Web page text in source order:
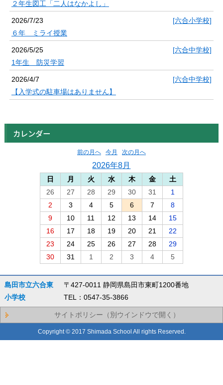
２年生図工「二人はなかよし」
2026/7/23
[六合小学校]
６年 ミライ授業
2026/5/25
[六合中学校]
1年生 防災学習
2026/4/7
[六合中学校]
【入学式の駐車場はありません】
カレンダー
前の月へ 今月 次の月へ
2026年8月
日 月 火 水 木 金
土
26
27 28 29 30 31
1
2
3 4 5 6 7
8
9
10 11 12 13 14
15
16
17 18 19 20 21
22
23
24 25 26 27 28
29
30
31 1 2 3 4 5
島田市立六合東
小学校
〒427-0011 静岡県島田市東町1200番地
TEL：0547-35-3866
サイトポリシー（別ウインドウで開く）
Copyright © 2017 Shimada School All rights Reserved.